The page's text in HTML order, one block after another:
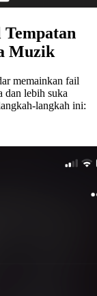
Muzik
memainkan fail
dan lebih suka
langkah ini: